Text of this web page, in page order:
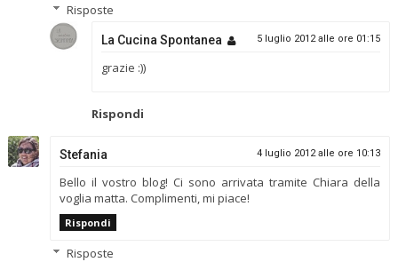
Risposte
La Cucina Spontanea 5 luglio 2012 alle ore 01:15
grazie :))
Rispondi
Stefania 4 luglio 2012 alle ore 10:13
Bello il vostro blog! Ci sono arrivata tramite Chiara della
voglia matta. Complimenti, mi piace!
Rispondi
Risposte